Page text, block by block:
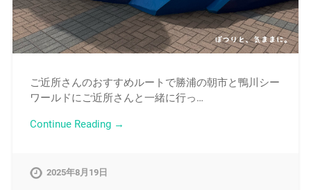
ご近所さんのおすすめルートで勝浦の朝市と鴨川シー
ワールドにご近所さんと一緒に行っ…
Continue Reading →
2025年8月19日